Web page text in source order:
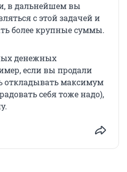
в дальнейшем вы
с этой задачей и
более крупные суммы.
денежных
если вы продали
откладывать максимум
себя тоже надо),